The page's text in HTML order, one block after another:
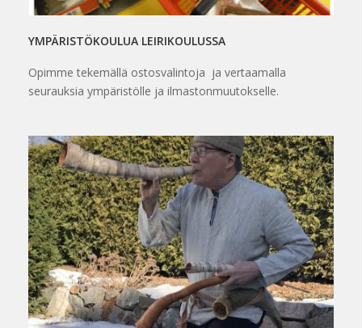
YMPÄRISTÖKOULUA LEIRIKOULUSSA
Opimme tekemällä ostosvalintoja ja vertaamalla
seurauksia ympäristölle ja ilmastonmuutokselle.